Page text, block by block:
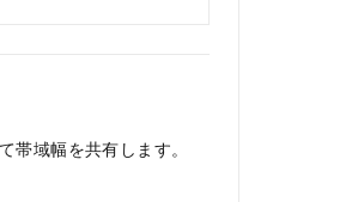
域幅を共有します。